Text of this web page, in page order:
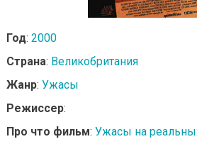
Год: 2000
Страна: Великобритания
Жанр: Ужасы
Режиссер:
Про что фильм: Ужасы на